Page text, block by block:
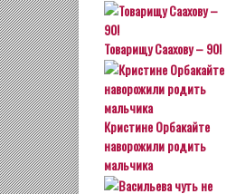
Товарищу Саахову – 90!
Кристине Орбакайте
наворожили родить
мальчика